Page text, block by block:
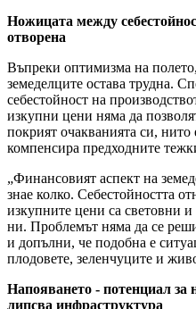
Ножицата между
отворена
Въпреки оптимизма на
земеделците остава трудна.
себестойност на
изкупни цени няма да
покрият очакванията си,
компенсира предходните
„Финансовият аспект на
знае колко. Себестойността
изкупните цени са световни и
ни. Проблемът няма да се
и допълни, че подобна е
плодовете, зеленчуците и
Напояването - потенциал за
липсва инфраструктура